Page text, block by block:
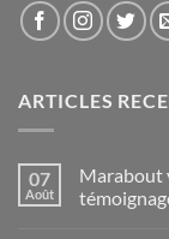
ARTICLES
07
Août
Marabout